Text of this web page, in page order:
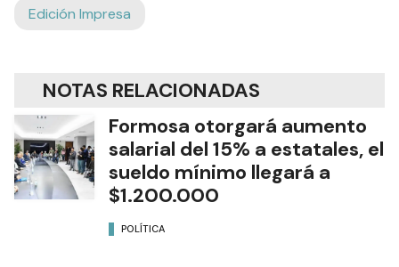
Edición Impresa
NOTAS RELACIONADAS
Formosa otorgará aumento
salarial del 15% a estatales, el
sueldo mínimo llegará a
$1.200.000
POLÍTICA